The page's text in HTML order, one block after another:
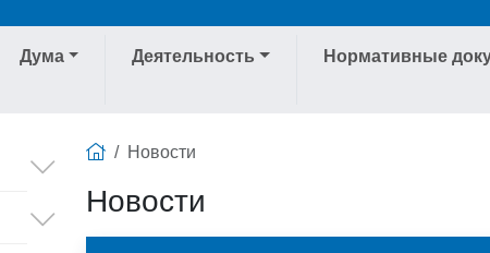
Дума Деятельность Нормативные
Новости
Новости